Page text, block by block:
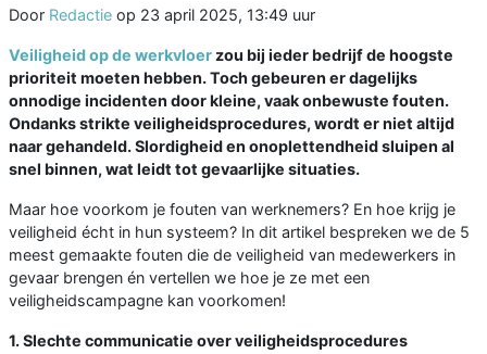
Door Redactie op 23 april 2025, 13:49 uur
Veiligheid op de werkvloer zou bij ieder bedrijf de hoogste
prioriteit moeten hebben. Toch gebeuren er dagelijks
onnodige incidenten door kleine, vaak onbewuste fouten.
Ondanks strikte veiligheidsprocedures, wordt er niet altijd
naar gehandeld. Slordigheid en onoplettendheid sluipen al
snel binnen, wat leidt tot gevaarlijke situaties.
Maar hoe voorkom je fouten van werknemers? En hoe krijg je
veiligheid écht in hun systeem? In dit artikel bespreken we de 5
meest gemaakte fouten die de veiligheid van medewerkers in
gevaar brengen én vertellen we hoe je ze met een
veiligheidscampagne kan voorkomen!
1. Slechte communicatie over veiligheidsprocedures